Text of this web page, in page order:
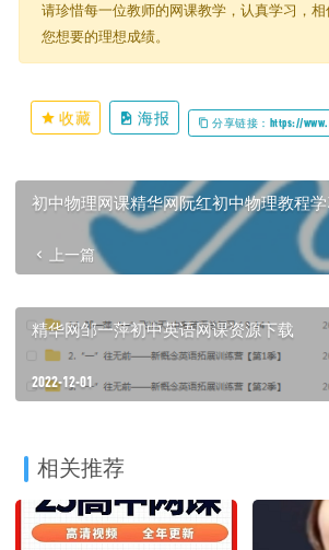
请珍惜每一位教师的网课教学，认真学习，相
您想要的理想成绩。
收藏 海报 分享链接：https://
初中物理网课精华网阮红初中物理教程
上一篇
精华网邹一萍初中英语网课资源下载
2022-12-01
相关推荐